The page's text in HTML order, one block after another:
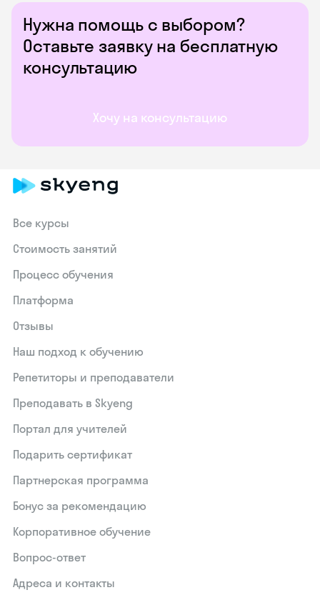
Нужна помощь с выбором?
Оставьте заявку на бесплатную
консультацию
Хочу на консультацию
Все курсы
Стоимость занятий
Процесс обучения
Платформа
Отзывы
Наш подход к обучению
Репетиторы и преподаватели
Преподавать в Skyeng
Портал для учителей
Подарить сертификат
Партнерская программа
Бонус за рекомендацию
Корпоративное обучение
Вопрос-ответ
Адреса и контакты